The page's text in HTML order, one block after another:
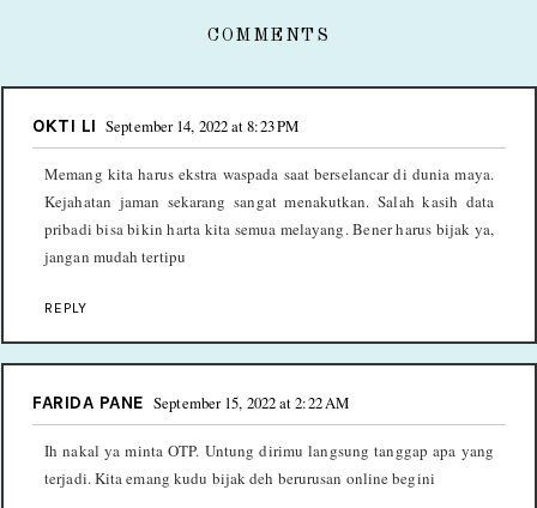
COMMENTS
OKTI LI September 14, 2022 at 8:23 PM
Memang kita harus ekstra waspada saat berselancar di dunia maya.
Kejahatan jaman sekarang sangat menakutkan. Salah kasih data
pribadi bisa bikin harta kita semua melayang. Bener harus bijak ya,
jangan mudah tertipu
REPLY
FARIDA PANE September 15, 2022 at 2:22 AM
Ih nakal ya minta OTP. Untung dirimu langsung tanggap apa yang
terjadi. Kita emang kudu bijak deh berurusan online begini